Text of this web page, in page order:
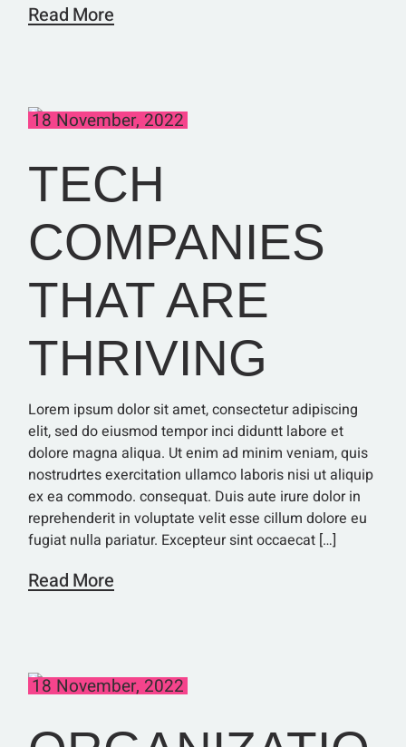
Read More
18 November, 2022
TECH
COMPANIES
THAT ARE
THRIVING
Lorem ipsum dolor sit amet, consectetur adipiscing
elit, sed do eiusmod tempor inci diduntt labore et
dolore magna aliqua. Ut enim ad minim veniam, quis
nostrudrtes exercitation ullamco laboris nisi ut aliquip
ex ea commodo. consequat. Duis aute irure dolor in
reprehenderit in voluptate velit esse cillum dolore eu
fugiat nulla pariatur. Excepteur sint occaecat […]
Read More
18 November, 2022